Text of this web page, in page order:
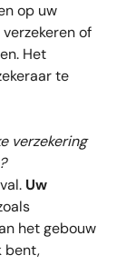
op uw
of
Het
te
verzekering
Uw
het gebouw
bent,